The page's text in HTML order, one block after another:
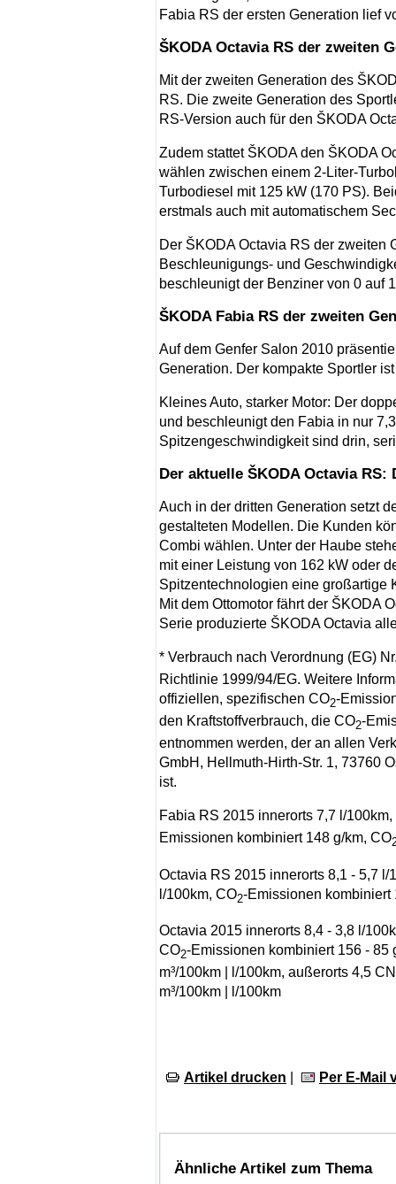
Fabia RS der ersten Generation lief
ŠKODA Octavia RS der zweiten
Mit der zweiten Generation des
RS. Die zweite Generation des
RS-Version auch für den ŠKODA
Zudem stattet ŠKODA den ŠKODA
wählen zwischen einem 2-Liter-
Turbodiesel mit 125 kW (170 PS).
erstmals auch mit automatischem
Der ŠKODA Octavia RS der zweiten
Beschleunigungs- und
beschleunigt der Benziner von 0 auf
ŠKODA Fabia RS der zweiten
Auf dem Genfer Salon 2010
Generation. Der kompakte Sportler
Kleines Auto, starker Motor: Der
und beschleunigt den Fabia in nur
Spitzengeschwindigkeit sind drin,
Der aktuelle ŠKODA Octavia
Auch in der dritten Generation setzt
gestalteten Modellen. Die Kunden
Combi wählen. Unter der Haube
mit einer Leistung von 162 kW oder
Spitzentechnologien eine großartige
Mit dem Ottomotor fährt der ŠKODA
Serie produzierte ŠKODA Octavia
* Verbrauch nach Verordnung (EG)
Richtlinie 1999/94/EG. Weitere
offiziellen, spezifischen CO2-
den Kraftstoffverbrauch, die CO2-
entnommen werden, der an allen
GmbH, Hellmuth-Hirth-Str. 1, 73760
ist.
Fabia RS 2015 innerorts 7,7 l/
Emissionen kombiniert 148 g/km, CO
Octavia RS 2015 innerorts 8,1 - 5,7
l/100km, CO2-Emissionen kombiniert
Octavia 2015 innerorts 8,4 - 3,8 l/
CO2-Emissionen kombiniert 156 - 85
m³/100km | l/100km, außerorts 4,5
m³/100km | l/100km
Artikel drucken Per E-Mail
Ähnliche Artikel zum Thema